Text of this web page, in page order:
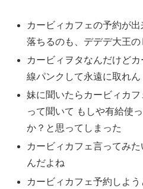
カービィカフェの予約が
落ちるのも、デデデ大王
カービィヲタなんだけど
線パンクして永遠に取れん
妹に聞いたらカービィカ
って聞いて もしや有給使
か？と思ってしまった
カービィカフェ言ってみ
んだよね
カービィカフェ予約しよ